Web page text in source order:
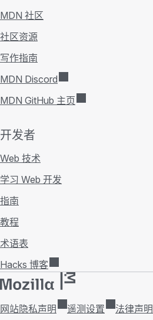
MDN 社区
社区资源
写作指南
MDN Discord
MDN GitHub 主页
开发者
Web 技术
学习 Web 开发
指南
教程
术语表
Hacks 博客
网站隐私声明 遥测设置 法律声明